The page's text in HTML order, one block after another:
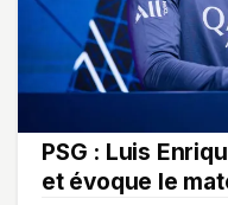
PSG : Luis
et évoque le